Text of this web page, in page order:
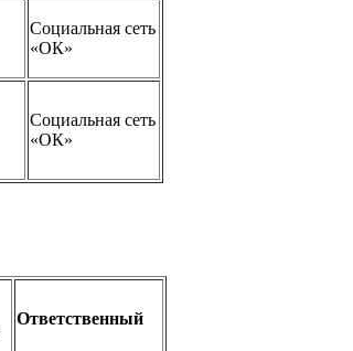
Социальная сеть
«ОК»
Социальная сеть
«ОК»
Ответственный